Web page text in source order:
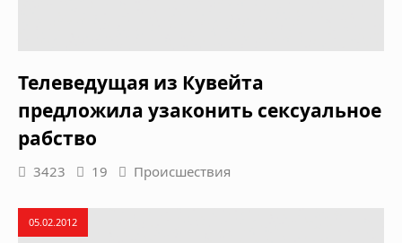
Телеведущая из Кувейта
предложила узаконить сексуальное
рабство
3423 19 Происшествия
05.02.2012